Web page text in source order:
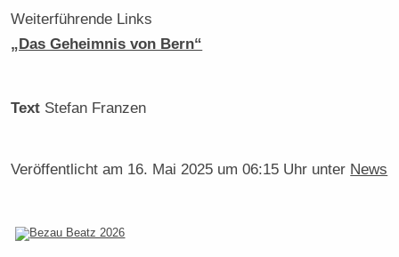
Weiterführende Links
„Das Geheimnis von Bern“
Text Stefan Franzen
Veröffentlicht am 16. Mai 2025 um 06:15 Uhr unter News